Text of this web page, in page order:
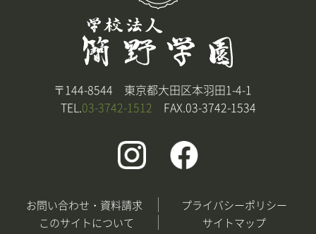
〒144-8544 東京都大田区本羽田1-4-1
TEL.03-3742-1512 FAX.03-3742-1534
お問い合わせ・資料請求
プライバシーポリシー
このサイトについて
サイトマップ